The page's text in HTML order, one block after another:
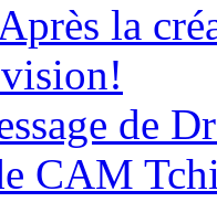
la
de
CAM